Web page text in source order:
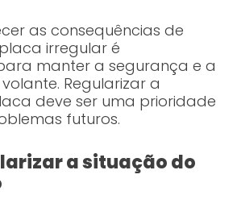
as consequências de
irregular é
manter a segurança e a
Regularizar a
deve ser uma prioridade
futuros.
a situação do